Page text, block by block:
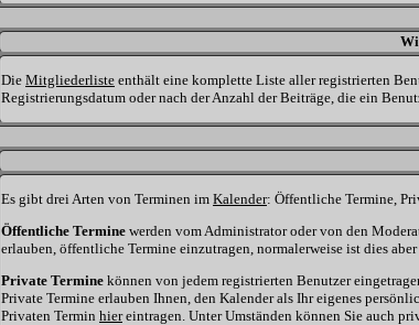
Die Mitgliederliste enthält eine komplette Liste aller registrierten
Registrierungsdatum oder nach der Anzahl der Beiträge, die ein
Es gibt drei Arten von Terminen im Kalender: Öffentliche Termine,
Öffentliche Termine werden vom Administrator oder von den
erlauben, öffentliche Termine einzutragen, normalerweise ist dies
Private Termine können von jedem registrierten Benutzer
Private Termine erlauben Ihnen, den Kalender als Ihr eigenes
Privaten Termin hiereintragen. Unter Umständen können Sie auch